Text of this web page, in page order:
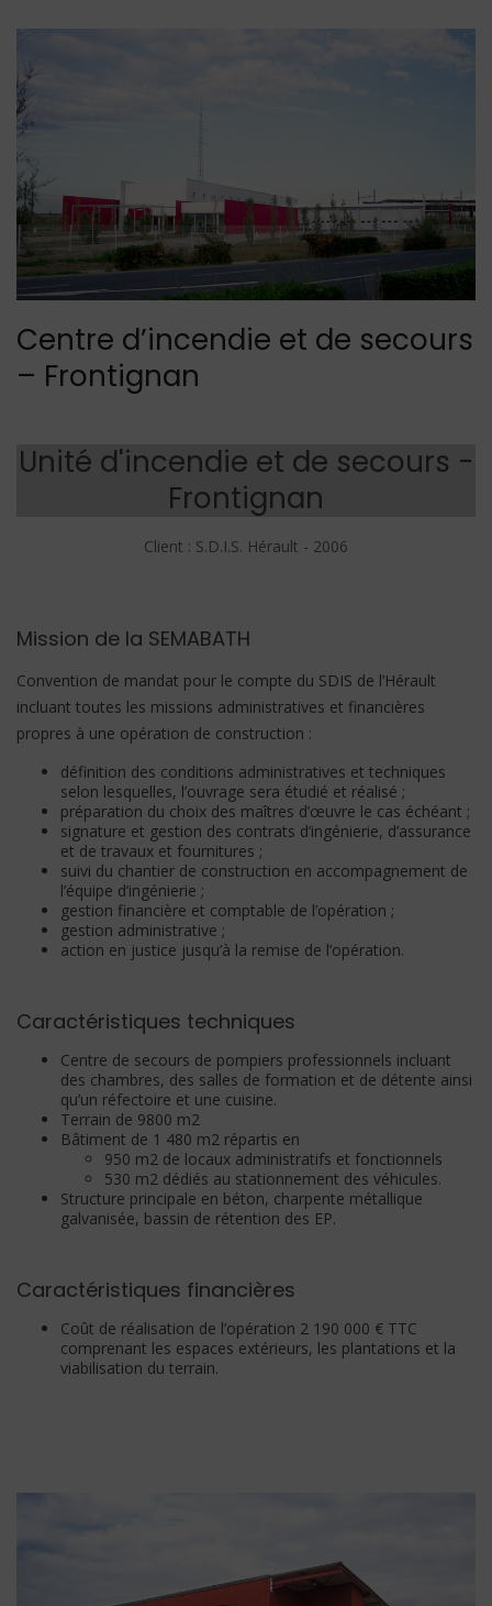
Centre d’incendie et de secours
– Frontignan
Unité d'incendie et de secours -
Frontignan
Client : S.D.I.S. Hérault - 2006
Mission de la SEMABATH
Convention de mandat pour le compte du SDIS de l’Hérault
incluant toutes les missions administratives et financières
propres à une opération de construction :
définition des conditions administratives et techniques
selon lesquelles, l’ouvrage sera étudié et réalisé ;
préparation du choix des maîtres d’œuvre le cas échéant ;
signature et gestion des contrats d’ingénierie, d’assurance
et de travaux et fournitures ;
suivi du chantier de construction en accompagnement de
l’équipe d’ingénierie ;
gestion financière et comptable de l’opération ;
gestion administrative ;
action en justice jusqu’à la remise de l’opération.
Caractéristiques techniques
Centre de secours de pompiers professionnels incluant
des chambres, des salles de formation et de détente ainsi
qu’un réfectoire et une cuisine.
Terrain de 9800 m2
Bâtiment de 1 480 m2 répartis en
950 m2 de locaux administratifs et fonctionnels
530 m2 dédiés au stationnement des véhicules.
Structure principale en béton, charpente métallique
galvanisée, bassin de rétention des EP.
Caractéristiques financières
Coût de réalisation de l’opération 2 190 000 € TTC
comprenant les espaces extérieurs, les plantations et la
viabilisation du terrain.